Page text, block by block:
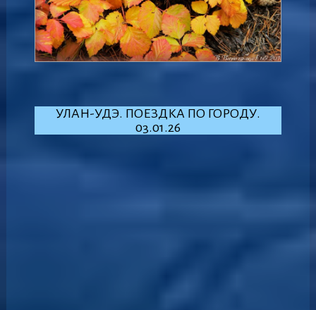
УЛАН-УДЭ. ПОЕЗДКА ПО ГОРОДУ.
03.01.26